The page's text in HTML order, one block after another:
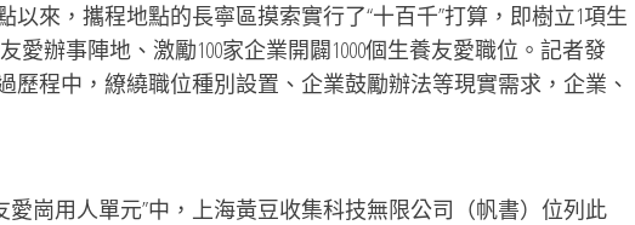
以來，攜程地點的長寧區摸索實行了“十百千”打算，即樹立1項生
愛辦事陣地、激勵100家企業開闢1000個生養友愛職位。記者發
歷程中，繚繞職位種別設置、企業鼓勵辦法等現實需求，企業、
愛崗用人單元”中，上海黃豆收集科技無限公司（帆書）位列此